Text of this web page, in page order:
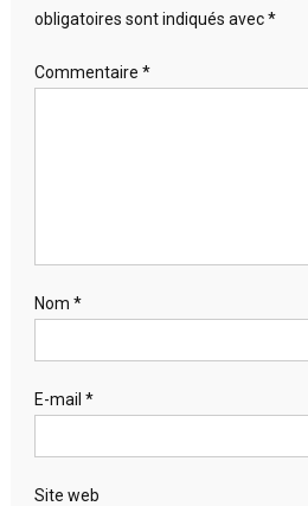
obligatoires sont indiqués avec*
Commentaire *
Nom *
E-mail *
Site web